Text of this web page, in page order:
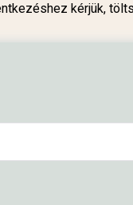
kérjük,